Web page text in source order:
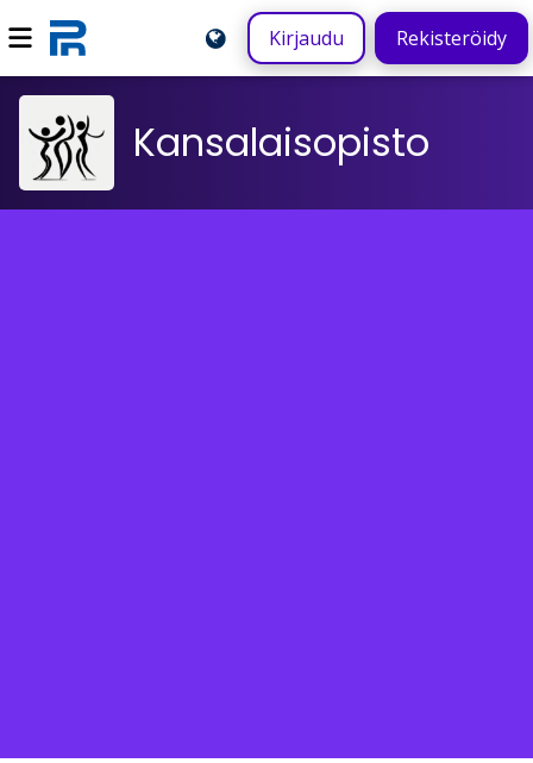
Kirjaudu Rekisteröidy
Kansalaisopisto